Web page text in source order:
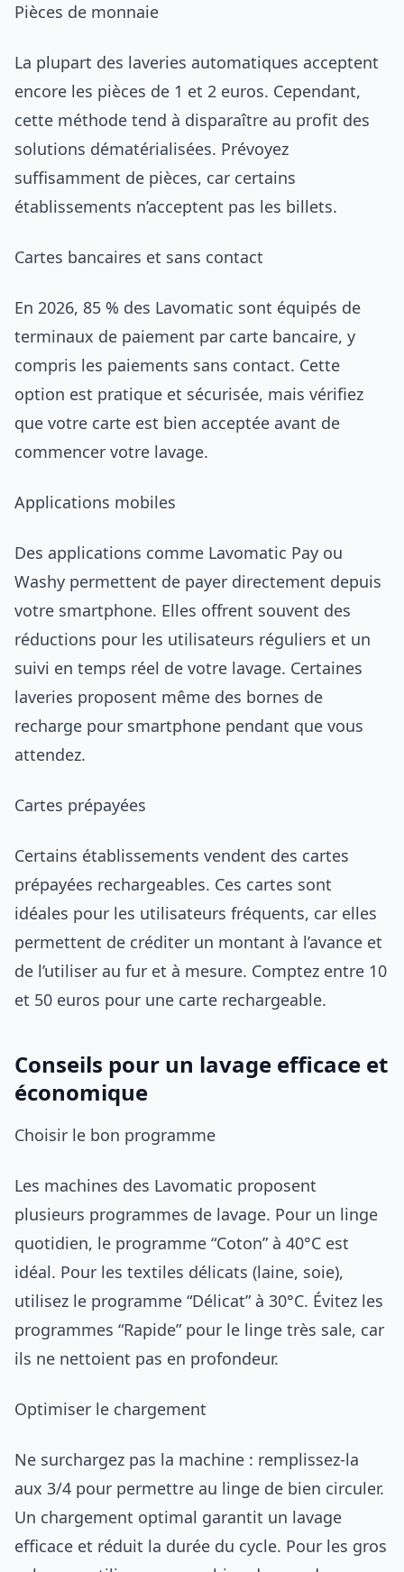
Pièces de monnaie
La plupart des laveries automatiques acceptent
encore les pièces de 1 et 2 euros. Cependant,
cette méthode tend à disparaître au profit des
solutions dématérialisées. Prévoyez
suffisamment de pièces, car certains
établissements n’acceptent pas les billets.
Cartes bancaires et sans contact
En 2026, 85 % des Lavomatic sont équipés de
terminaux de paiement par carte bancaire, y
compris les paiements sans contact. Cette
option est pratique et sécurisée, mais vérifiez
que votre carte est bien acceptée avant de
commencer votre lavage.
Applications mobiles
Des applications comme Lavomatic Pay ou
Washy permettent de payer directement depuis
votre smartphone. Elles offrent souvent des
réductions pour les utilisateurs réguliers et un
suivi en temps réel de votre lavage. Certaines
laveries proposent même des bornes de
recharge pour smartphone pendant que vous
attendez.
Cartes prépayées
Certains établissements vendent des cartes
prépayées rechargeables. Ces cartes sont
idéales pour les utilisateurs fréquents, car elles
permettent de créditer un montant à l’avance et
de l’utiliser au fur et à mesure. Comptez entre 10
et 50 euros pour une carte rechargeable.
Conseils pour un lavage efficace et
économique
Choisir le bon programme
Les machines des Lavomatic proposent
plusieurs programmes de lavage. Pour un linge
quotidien, le programme “Coton” à 40°C est
idéal. Pour les textiles délicats (laine, soie),
utilisez le programme “Délicat” à 30°C. Évitez les
programmes “Rapide” pour le linge très sale, car
ils ne nettoient pas en profondeur.
Optimiser le chargement
Ne surchargez pas la machine : remplissez-la
aux 3/4 pour permettre au linge de bien circuler.
Un chargement optimal garantit un lavage
efficace et réduit la durée du cycle. Pour les gros